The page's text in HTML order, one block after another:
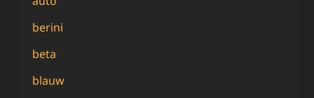
berini
beta
blauw